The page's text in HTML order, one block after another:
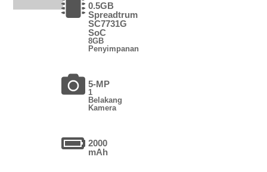
0.5GB
Spreadtrum
SC7731G
SoC
8GB
Penyimpanan
5-MP
1
Belakang
Kamera
2000
mAh